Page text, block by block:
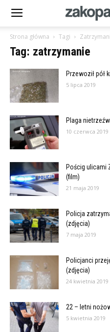
Strona główna Tagi
Tag: zatrzymanie
Przewoził pół
5 lipca 2019
Plaga
10 czerwca 2019
Pościg ulicami
(film)
21 maja 2019
Policja
(zdjęcia)
7 maja 2019
Policjanci
(zdjęcia)
24 kwietnia 2019
22 – letni
5 kwietnia 2019